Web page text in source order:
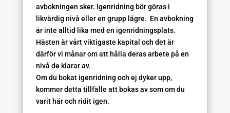
avbokningen sker. Igenridning bör göras i
likvärdig nivå eller en grupp lägre. En avbokning
är inte alltid lika med en igenridningsplats.
Hästen är vårt viktigaste kapital och det är
därför vi månar om att hålla deras arbete på en
nivå de klarar av.
Om du bokat igenridning och ej dyker upp,
kommer detta tillfälle att bokas av som om du
varit här och ridit igen.